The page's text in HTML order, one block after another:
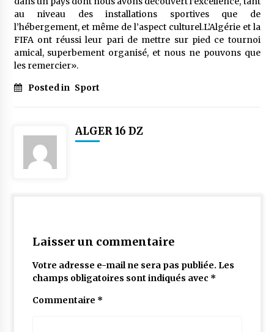
au niveau des installations sportives que de
l’hébergement, et même de l’aspect culturel.L’Algérie et la
FIFA ont réussi leur pari de mettre sur pied ce tournoi
amical, superbement organisé, et nous ne pouvons que
les remercier».
Posted in Sport
ALGER 16 DZ
Laisser un commentaire
Votre adresse e-mail ne sera pas publiée. Les
champs obligatoires sont indiqués avec *
Commentaire *